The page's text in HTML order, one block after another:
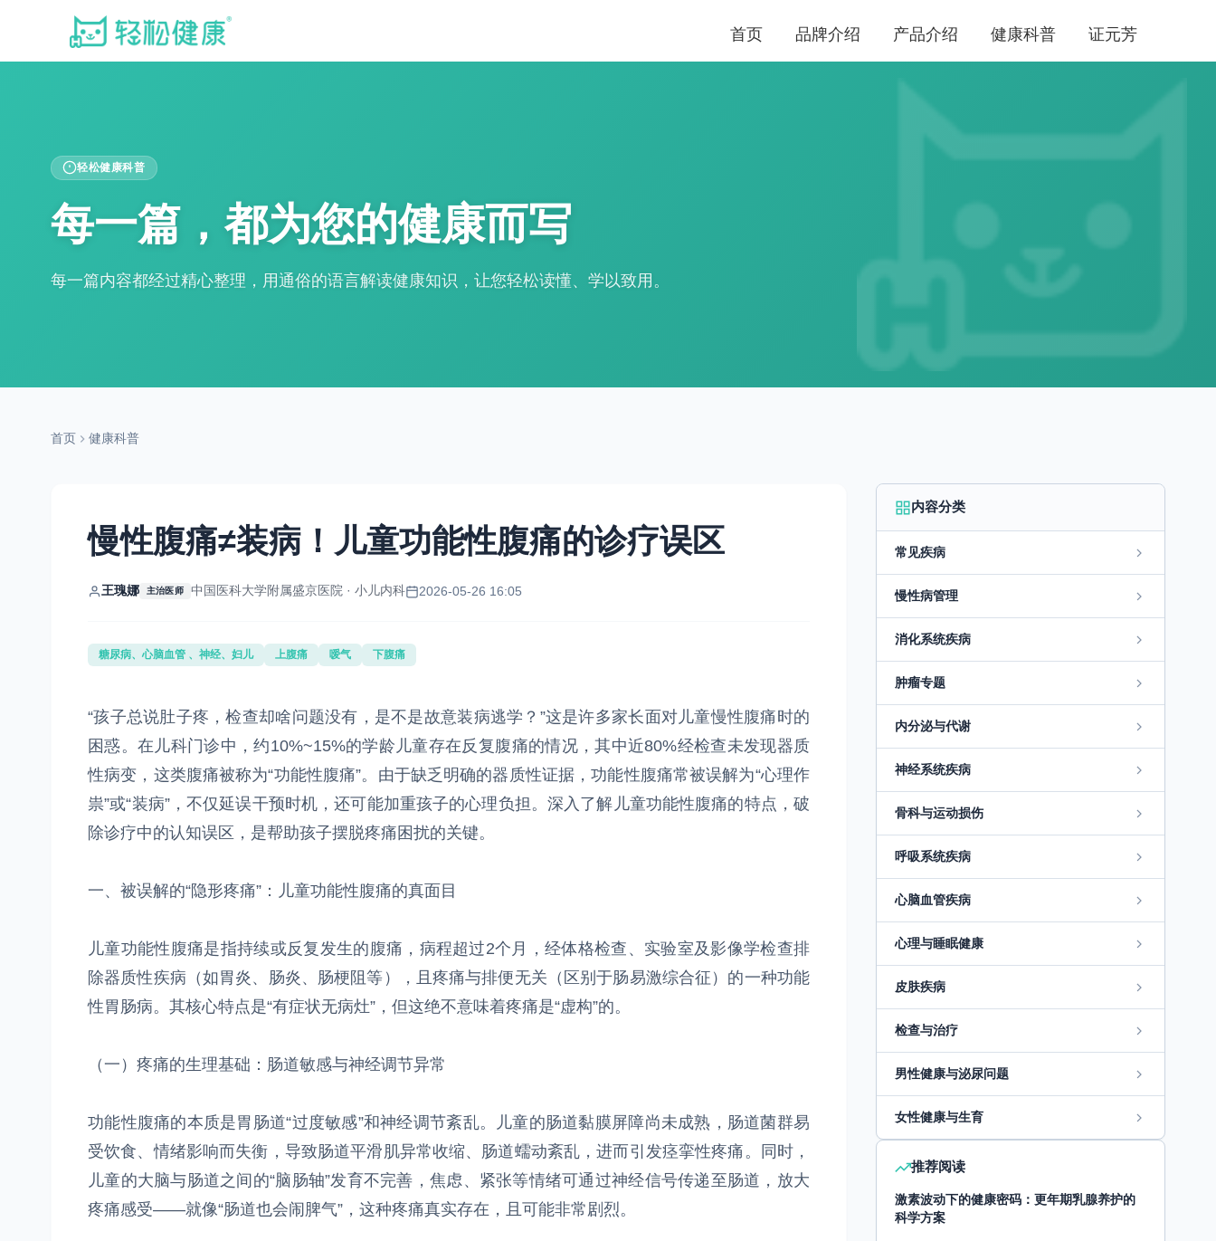
首页 品牌介绍 产品介绍 健康科普 证元芳
轻松健康科普
每一篇，都为您的健康而写
每一篇内容都经过精心整理，用通俗的语言解读健康知识，让您轻松读懂、学以致用。
首页 健康科普
慢性腹痛≠装病！儿童功能性腹痛的诊疗误区
王瑰娜 主治医师 中国医科大学附属盛京医院 · 小儿内科 2026-05-26 16:05
糖尿病、心脑血管 、神经、妇儿 上腹痛 嗳气 下腹痛
“孩子总说肚子疼，检查却啥问题没有，是不是故意装病逃学？”这是许多家长面对儿童慢性腹痛时的
困惑。在儿科门诊中，约10%~15%的学龄儿童存在反复腹痛的情况，其中近80%经检查未发现器质
性病变，这类腹痛被称为“功能性腹痛”。由于缺乏明确的器质性证据，功能性腹痛常被误解为“心理作
祟”或“装病”，不仅延误干预时机，还可能加重孩子的心理负担。深入了解儿童功能性腹痛的特点，破
除诊疗中的认知误区，是帮助孩子摆脱疼痛困扰的关键。
一、被误解的“隐形疼痛”：儿童功能性腹痛的真面目
儿童功能性腹痛是指持续或反复发生的腹痛，病程超过2个月，经体格检查、实验室及影像学检查排
除器质性疾病（如胃炎、肠炎、肠梗阻等），且疼痛与排便无关（区别于肠易激综合征）的一种功能
性胃肠病。其核心特点是“有症状无病灶”，但这绝不意味着疼痛是“虚构”的。
（一）疼痛的生理基础：肠道敏感与神经调节异常
功能性腹痛的本质是胃肠道“过度敏感”和神经调节紊乱。儿童的肠道黏膜屏障尚未成熟，肠道菌群易
受饮食、情绪影响而失衡，导致肠道平滑肌异常收缩、肠道蠕动紊乱，进而引发痉挛性疼痛。同时，
儿童的大脑与肠道之间的“脑肠轴”发育不完善，焦虑、紧张等情绪可通过神经信号传递至肠道，放大
疼痛感受——就像“肠道也会闹脾气”，这种疼痛真实存在，且可能非常剧烈。
内容分类
常见疾病
慢性病管理
消化系统疾病
肿瘤专题
内分泌与代谢
神经系统疾病
骨科与运动损伤
呼吸系统疾病
心脑血管疾病
心理与睡眠健康
皮肤疾病
检查与治疗
男性健康与泌尿问题
女性健康与生育
推荐阅读
激素波动下的健康密码：更年期乳腺养护的
科学方案